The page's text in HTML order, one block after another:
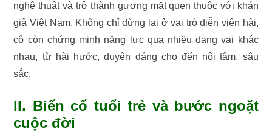
nghệ thuật và trở thành gương mặt quen thuộc với khán
giả Việt Nam. Không chỉ dừng lại ở vai trò diễn viên hài,
cô còn chứng minh năng lực qua nhiều dạng vai khác
nhau, từ hài hước, duyên dáng cho đến nội tâm, sâu
sắc.
II. Biến cố tuổi trẻ và bước ngoặt
cuộc đời